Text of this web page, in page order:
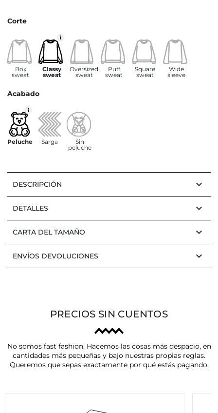
Corte
Box
sweat
Classy
sweat
Oversized
sweat
Puff
sweat
Square
sweat
Wide
sleeve
Acabado
Peluche Sarga
Sin
peluche
DESCRIPCIÓN keyboard_arrow_down
DETALLES keyboard_arrow_down
CARTA DEL TAMAÑO keyboard_arrow_down
ENVÍOS DEVOLUCIONES keyboard_arrow_down
PRECIOS SIN CUENTOS
No somos fast fashion. Hacemos las cosas más despacio, en
cantidades más pequeñas y bajo nuestras propias reglas.
Queremos que sepas exactamente por qué estás pagando.